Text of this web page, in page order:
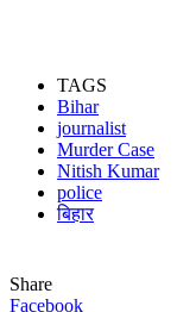
TAGS
Bihar
journalist
Murder Case
Nitish Kumar
police
बिहार
Share
Facebook